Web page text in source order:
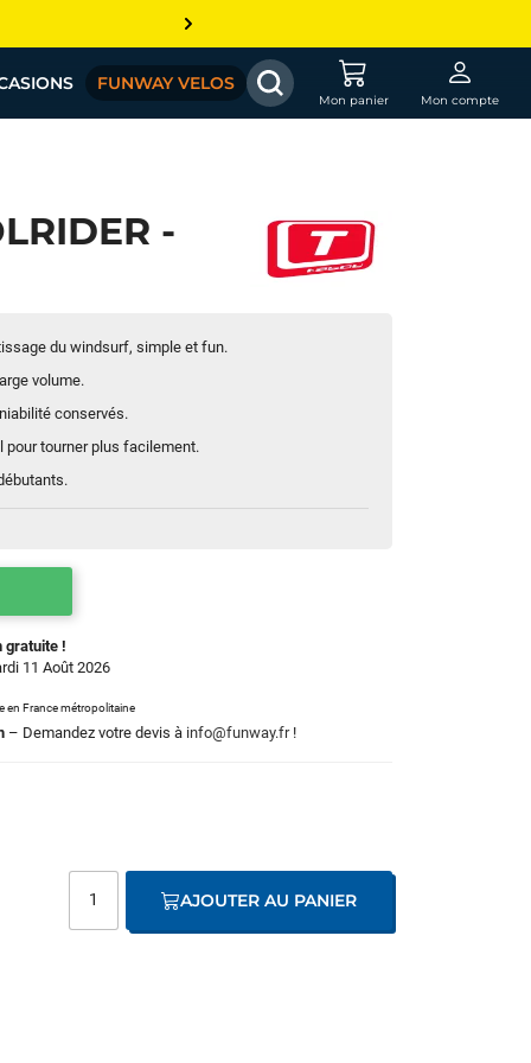
FUNWAY VELOS
Mon panier Mon compte
-
du windsurf, simple et fun.
volume.
conservés.
pour tourner plus facilement.
gratuite !
11 Août 2026
en France métropolitaine
– Demandez votre devis à info@funway.fr!
AJOUTER AU PANIER